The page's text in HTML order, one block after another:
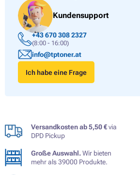
Kundensupport
+43 670 308 2327
(8:00 - 16:00)
info@tptoner.at
Ich habe eine Frage
Versandkosten ab 5,50 €via
DPD Pickup
Große Auswahl.Wir bieten
mehr als 39000 Produkte.